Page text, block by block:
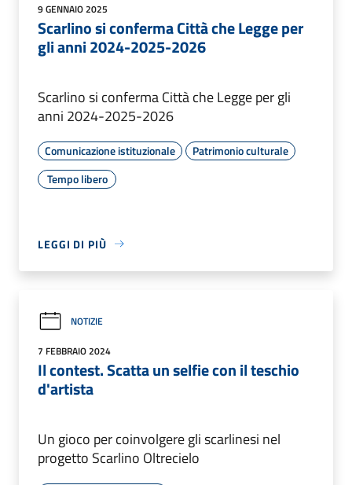
9 GENNAIO 2025
Scarlino si conferma Città che Legge per
gli anni 2024-2025-2026
Scarlino si conferma Città che Legge per gli
anni 2024-2025-2026
Comunicazione istituzionale
Patrimonio culturale
Tempo libero
LEGGI DI PIÙ
NOTIZIE
7 FEBBRAIO 2024
Il contest. Scatta un selfie con il teschio
d'artista
Un gioco per coinvolgere gli scarlinesi nel
progetto Scarlino Oltrecielo